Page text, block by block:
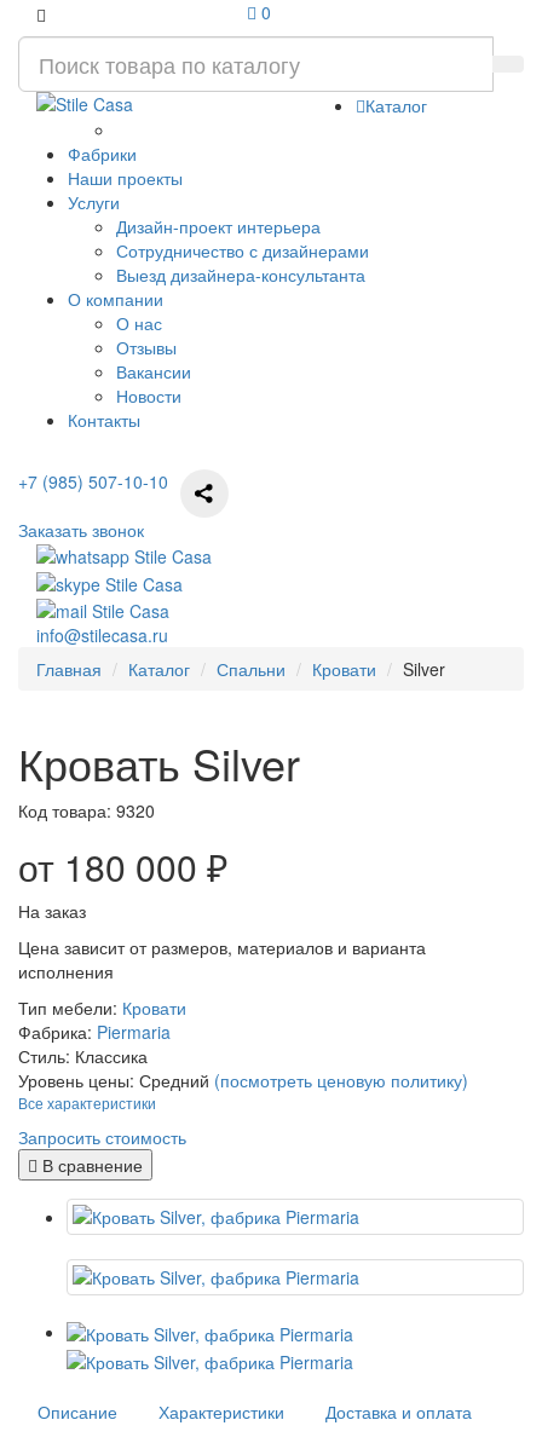
0
Каталог
Фабрики
Наши проекты
Услуги
Дизайн-проект интерьера
Сотрудничество с дизайнерами
Выезд дизайнера-консультанта
О компании
О нас
Отзывы
Вакансии
Новости
Контакты
+7 (985) 507-10-10
Заказать звонок
info@stilecasa.ru
Главная
Каталог Спальни Кровати Silver
Кровать Silver
Код товара: 9320
от 180 000 ₽
На заказ
Цена зависит от размеров, материалов и варианта
исполнения
Тип мебели: Кровати
Фабрика: Piermaria
Стиль: Классика
Уровень цены: Средний (посмотреть ценовую политику)
Все характеристики
Запросить стоимость
В сравнение
Описание Характеристики Доставка и оплата